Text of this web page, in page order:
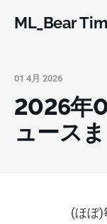
ML_Bear
01 4月 2026
2026年
ュース
(ほぼ)